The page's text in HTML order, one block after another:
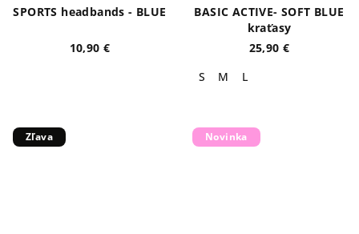
SPORTS headbands - BLUE
10,90 €
BASIC ACTIVE- SOFT BLUE
kraťasy
25,90 €
S
M L
Zľava Novinka